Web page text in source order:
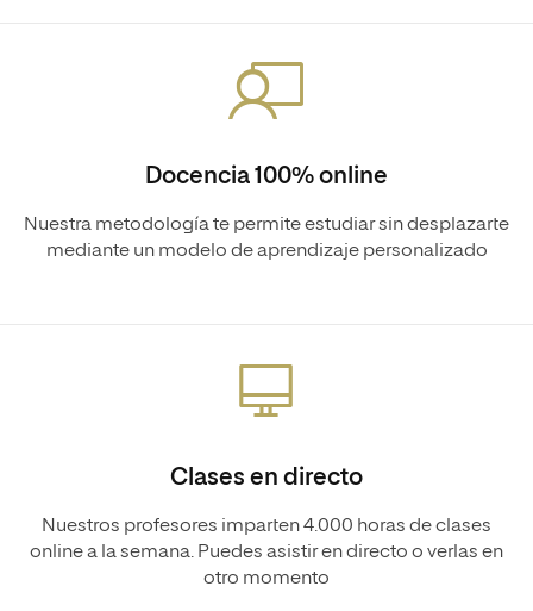
Docencia 100% online
Nuestra metodología te permite estudiar sin desplazarte
mediante un modelo de aprendizaje personalizado
Clases en directo
Nuestros profesores imparten 4.000 horas de clases
online a la semana. Puedes asistir en directo o verlas en
otro momento